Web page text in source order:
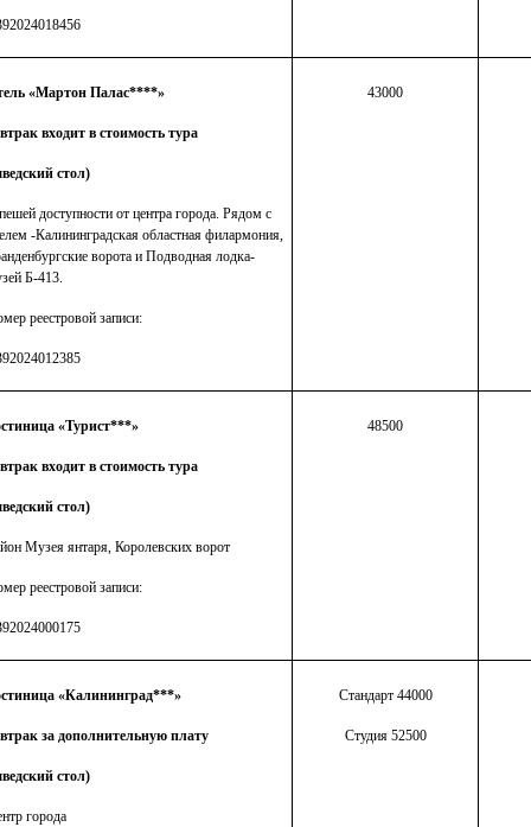
«Мартон Палас****»
входит в стоимость тура
стол)
доступности от центра города. Рядом с
-Калининградская областная филармония,
ворота и Подводная лодка-
Б-413.
реестровой записи:
43000
«Турист***»
входит в стоимость тура
стол)
Музея янтаря, Королевских ворот
реестровой записи:
48500
«Калининград***»
за дополнительную плату
стол)
города
Стандарт 44000
Студия 52500